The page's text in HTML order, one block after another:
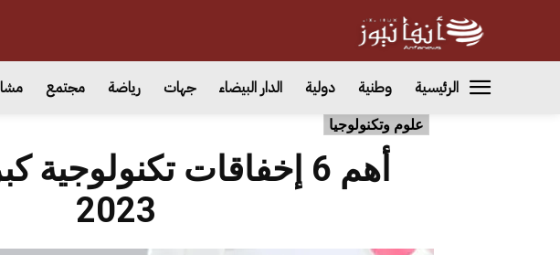
الرئيسية وطنية دولية الدار البيضاء جهات رياضة مجتمع
علوم وتكنولوجيا
أهم 6 إخفاقات
2023